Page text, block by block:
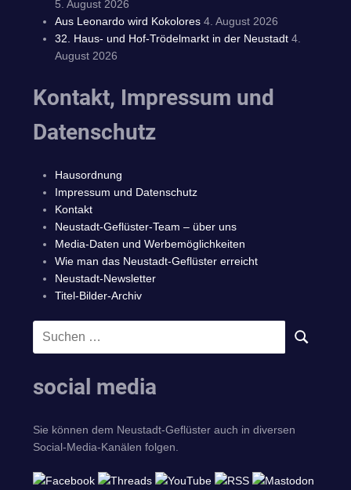
5. August 2026
Aus Leonardo wird Kokolores 4. August 2026
32. Haus- und Hof-Trödelmarkt in der Neustadt 4.
August 2026
Kontakt, Impressum und
Datenschutz
Hausordnung
Impressum und Datenschutz
Kontakt
Neustadt-Geflüster-Team – über uns
Media-Daten und Werbemöglichkeiten
Wie man das Neustadt-Geflüster erreicht
Neustadt-Newsletter
Titel-Bilder-Archiv
Suchen
SUCHEN
social media
Sie können dem Neustadt-Geflüster auch in diversen
Social-Media-Kanälen folgen.